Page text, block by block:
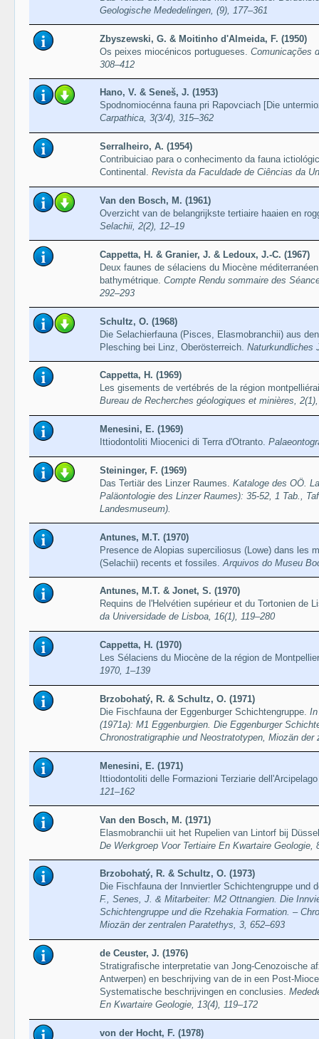
Geologische Mededelingen, (9), 177–361
Zbyszewski, G. & Moitinho d'Almeida, F. (1950)
Os peixes miocénicos portugueses. Comunicações
308–412
Hano, V. & Seneš, J. (1953)
Spodnomiocénna fauna pri Rapovciach [Die
Carpathica, 3(3/4), 315–362
Serralheiro, A. (1954)
Contribuiciao para o conhecimento da fauna
Continental. Revista da Faculdade de Ciências da
Van den Bosch, M. (1961)
Overzicht van de belangrijkste tertiaire haaien en
Selachii, 2(2), 12–19
Cappetta, H. & Granier, J. & Ledoux, J.-C. (1967)
Deux faunes de sélaciens du Miocène
bathymétrique. Compte Rendu sommaire des
292–293
Schultz, O. (1968)
Die Selachierfauna (Pisces, Elasmobranchii) aus
Plesching bei Linz, Oberösterreich. Naturkundliches
Cappetta, H. (1969)
Les gisements de vertébrés de la région
Bureau de Recherches géologiques et minières,
Menesini, E. (1969)
Ittiodontoliti Miocenici di Terra d'Otranto.
Steininger, F. (1969)
Das Tertiär des Linzer Raumes. Kataloge des OÖ.
Paläontologie des Linzer Raumes): 35-52, 1 Tab.,
Landesmuseum).
Antunes, M.T. (1970)
Presence de Alopias superciliosus (Lowe) dans les
(Selachii) recents et fossiles. Arquivos do Museu
Antunes, M.T. & Jonet, S. (1970)
Requins de l'Helvétien supérieur et du Tortonien de
da Universidade de Lisboa, 16(1), 119–280
Cappetta, H. (1970)
Les Sélaciens du Miocène de la région de
1970, 1–139
Brzobohatý, R. & Schultz, O. (1971)
Die Fischfauna der Eggenburger Schichtengruppe.
(1971a): M1 Eggenburgien. Die Eggenburger
Chronostratigraphie und Neostratotypen, Miozän
Menesini, E. (1971)
Ittiodontoliti delle Formazioni Terziarie
121–162
Van den Bosch, M. (1971)
Elasmobranchii uit het Rupelien van Lintorf bij
De Werkgroep Voor Tertiaire En Kwartaire Geologie,
Brzobohatý, R. & Schultz, O. (1973)
Die Fischfauna der Innviertler Schichtengruppe und
F., Senes, J. & Mitarbeiter: M2 Ottnangien. Die
Schichtengruppe und die Rzehakia Formation. –
Miozän der zentralen Paratethys, 3, 652–693
de Ceuster, J. (1976)
Stratigrafische interpretatie van Jong-Cenozoische
Antwerpen) en beschrijving van de in een Post-
Systematische beschrijvingen en conclusies.
En Kwartaire Geologie, 13(4), 119–172
von der Hocht, F. (1978)